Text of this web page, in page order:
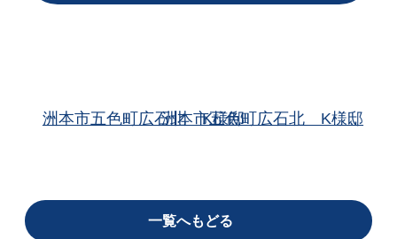
洲本市五色町広石北 K様邸洲本市五色町広石北 K様邸
一覧へもどる